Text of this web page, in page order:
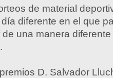
de material
diferente en el que
una manera
D. Salvador